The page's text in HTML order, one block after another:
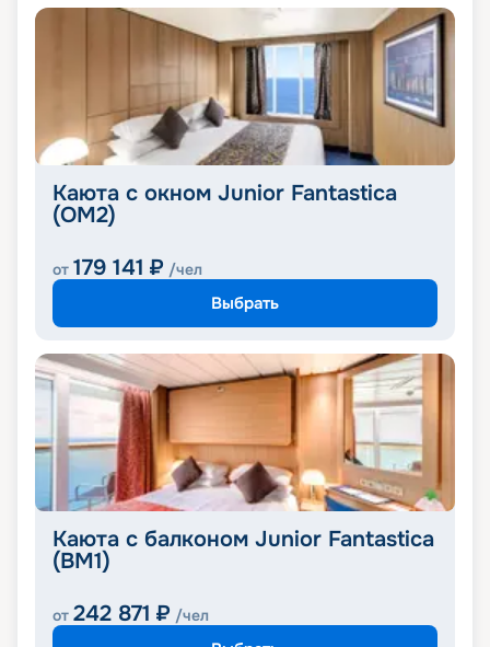
Каюта с окном Junior Fantastica
(OM2)
от 179 141 ₽ /чел
Выбрать
Каюта с балконом Junior Fantastica
(BM1)
от 242 871 ₽ /чел